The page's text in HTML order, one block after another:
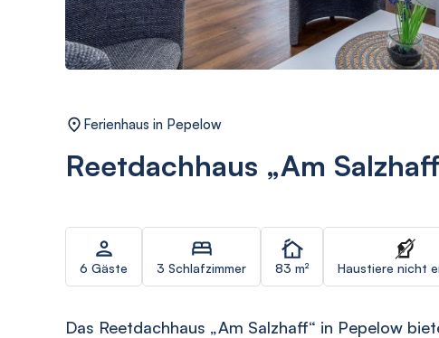
Ferienhaus in Pepelow
Reetdachhaus „Am
6 Gäste 3 Schlafzimmer 83 m² Haustiere nicht
Das Reetdachhaus „Am Salzhaff“ in Pepelow